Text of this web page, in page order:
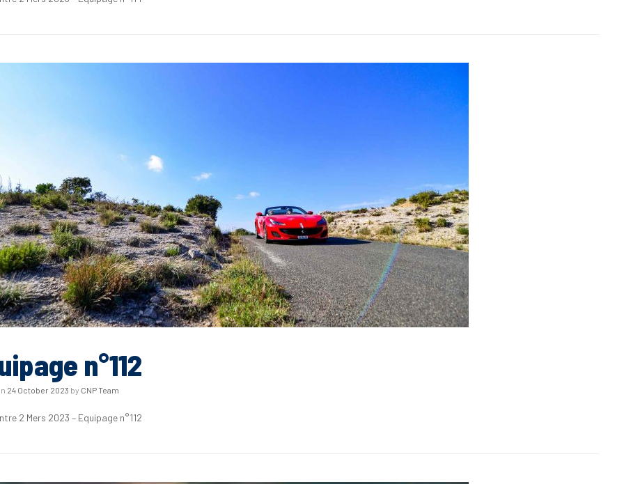
n°112
24 October 2023 by CNP Team
2 Mers 2023 – Equipage n°112